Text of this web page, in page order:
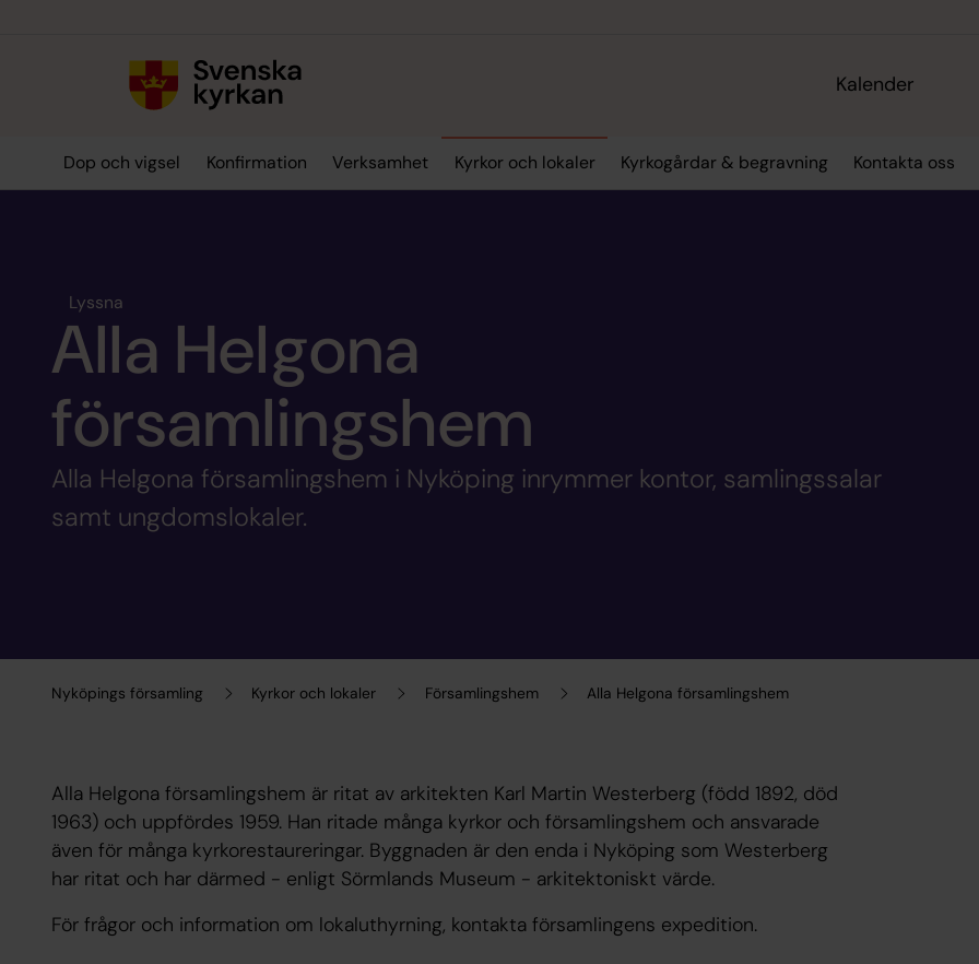
Kalender
Dop och vigsel Konfirmation Verksamhet Kyrkor och lokaler Kyrkogårdar & begravning Kontakta oss
Nyköpings församling Kyrkor och lokaler Församlingshem Alla Helgona församlingshem
Lyssna
Alla Helgona
församlingshem
Alla Helgona församlingshem i Nyköping inrymmer kontor, samlingssalar
samt ungdomslokaler.
Alla Helgona församlingshem är ritat av arkitekten Karl Martin Westerberg (född 1892, död
1963) och uppfördes 1959. Han ritade många kyrkor och församlingshem och ansvarade
även för många kyrkorestaureringar. Byggnaden är den enda i Nyköping som Westerberg
har ritat och har därmed - enligt Sörmlands Museum - arkitektoniskt värde.
För frågor och information om lokaluthyrning, kontakta församlingens expedition.